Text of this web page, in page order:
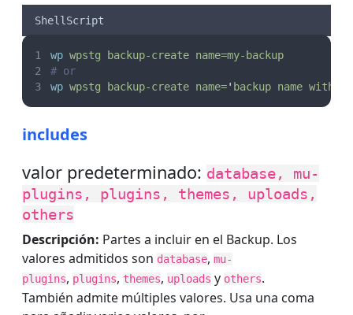
ShellScript
wp wpstg backup-create name=my-backup
# or
wp wpstg backup-create name=' backup name with
includes
valor predeterminado: database, mu-
plugins, plugins, themes, uploads,
others
Descripción: Partes a incluir en el Backup. Los
valores admitidos son database, mu-
plugins, plugins, themes, uploads y others.
También admite múltiples valores. Usa una coma